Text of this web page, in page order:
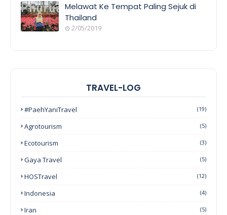
Melawat Ke Tempat Paling Sejuk di
Thailand
2/05/2019
TRAVEL-LOG
#PaehYaniTravel (19)
Agrotourism (5)
Ecotourism (3)
Gaya Travel (5)
HOSTravel (12)
Indonesia (4)
Iran (5)